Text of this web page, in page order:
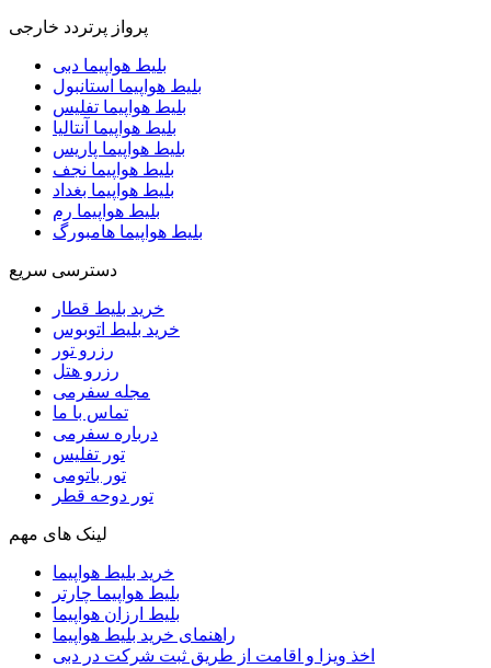
پرواز پرتردد خارجی
بلیط هواپیما دبی
بلیط هواپیما استانبول
بلیط هواپیما تفلیس
بلیط هواپیما آنتالیا
بلیط هواپیما پاریس
بلیط هواپیما نجف
بلیط هواپیما بغداد
بلیط هواپیما رم
بلیط هواپیما هامبورگ
دسترسی سریع
خرید بلیط قطار
خرید بلیط اتوبوس
رزرو تور
رزرو هتل
مجله سفرمی
تماس با ما
درباره سفرمی
تور تفلیس
تور باتومی
تور دوحه قطر
لینک های مهم
خرید بلیط هواپیما
بلیط هواپیما چارتر
بلیط ارزان هواپیما
راهنمای خرید بلیط هواپیما
اخذ ویزا و اقامت از طریق ثبت شرکت در دبی